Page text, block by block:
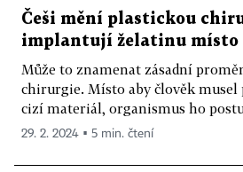
Češi mění plastickou
implantují želatinu místo
Může to znamenat zásadní
chirurgie. Místo aby člověk
cizí materiál, organismus ho
29. 2. 2024 ▪ 5 min. čtení